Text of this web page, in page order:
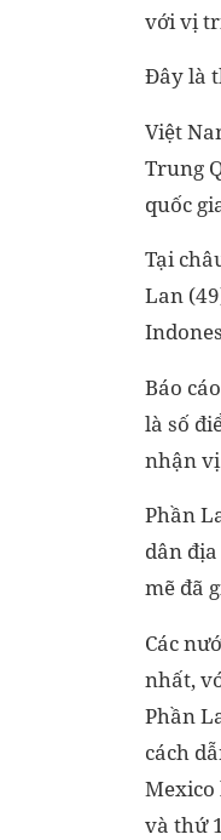
với vị
Đây là
Việt
Trung
quốc
Tại
Lan
Báo
là số
nhận
Phần
dân
mẽ đã
Các
nhất,
Phần
cách
và thứ